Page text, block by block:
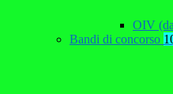
OIV
Bandi di concorso